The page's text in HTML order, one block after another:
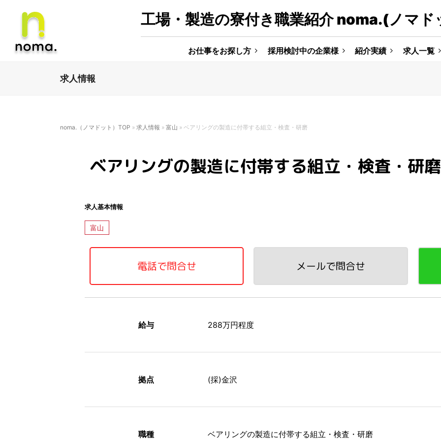
工場・製造の寮付き職業紹介 noma.(ノマド
お仕事をお探し方 採用検討中の企業様 紹介実績 求人一覧
求人情報
noma.（ノマドット）TOP » 求人情報 » 富山 » ベアリングの製造に付帯する組立・検査・研磨
ベアリングの製造に付帯する組立・検査・研磨
求人基本情報
富山
電話で問合せ メールで問合せ
給与 288万円程度
拠点 (採)金沢
職種 ベアリングの製造に付帯する組立・検査・研磨